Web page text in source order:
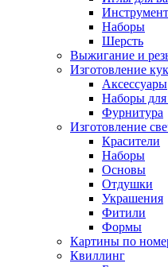
Наборы
Шерсть
Выжигание и
Изготовление
Аксессуары
Наборы
Фурнитура
Изготовление
Красители
Наборы
Основы
Отдушки
Украшения
Фитили
Формы
Картины по
Квиллинг